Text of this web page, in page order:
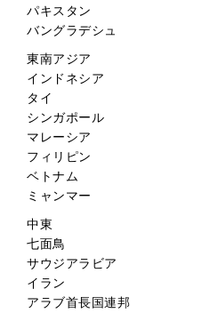
パキスタン
バングラデシュ
東南アジア
インドネシア
タイ
シンガポール
マレーシア
フィリピン
ベトナム
ミャンマー
中東
七面鳥
サウジアラビア
イラン
アラブ首長国連邦